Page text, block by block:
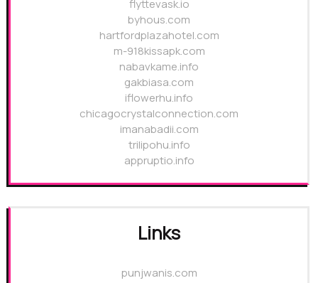
flyttevask.io
byhous.com
hartfordplazahotel.com
m-918kissapk.com
nabavkame.info
gakbiasa.com
iflowerhu.info
chicagocrystalconnection.com
imanabadii.com
trilipohu.info
appruptio.info
Links
punjwanis.com